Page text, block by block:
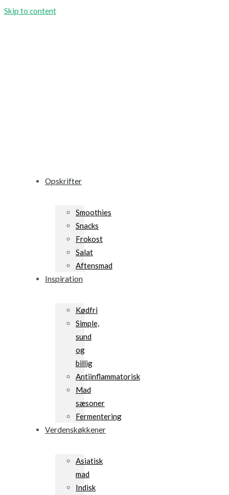
Skip to content
Opskrifter
Smoothies
Snacks
Frokost
Salat
Aftensmad
Inspiration
Kødfri
Simple,
sund
og
billig
Antiinflammatorisk
Mad
sæsoner
Fermentering
Verdenskøkkener
Asiatisk
mad
Indisk